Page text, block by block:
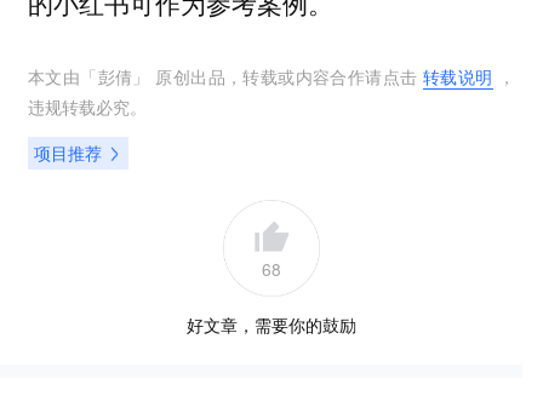
本文由「彭倩 」 原创出品，转载或内容合作请点击 转载说明 ，
违规转载必究。
项目推荐
68
好文章，需要你的鼓励